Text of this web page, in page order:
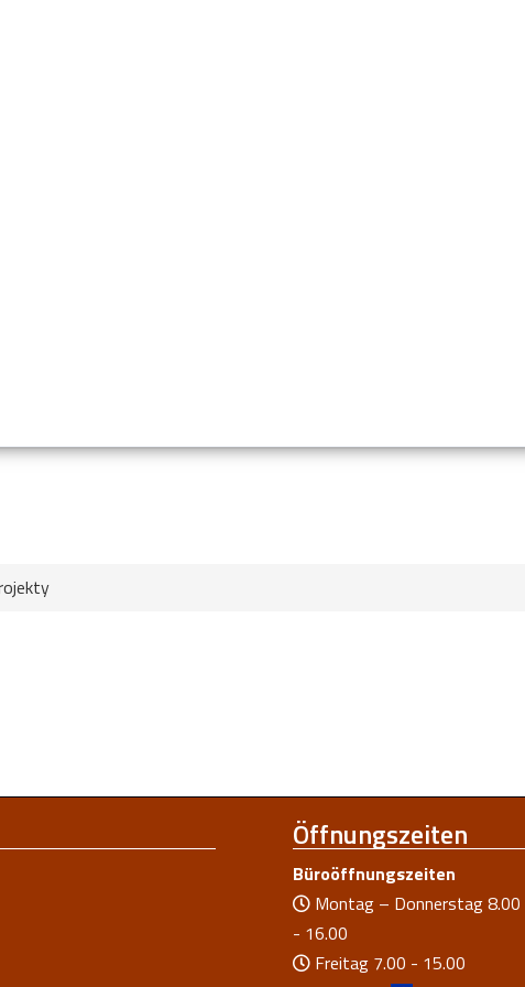
Öffnungszeiten
Büroöffnungszeiten
Montag – Donnerstag 8.00
- 16.00
Freitag 7.00 - 15.00